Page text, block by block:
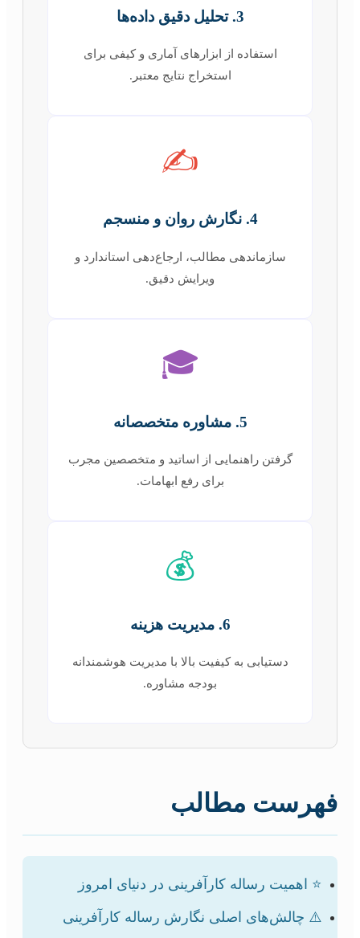
3. تحلیل دقیق داده‌ها
استفاده از ابزارهای آماری و کیفی برای
استخراج نتایج معتبر.
✍️
4. نگارش روان و منسجم
سازماندهی مطالب، ارجاع‌دهی استاندارد و
ویرایش دقیق.
🎓
5. مشاوره متخصصانه
گرفتن راهنمایی از اساتید و متخصصین مجرب
برای رفع ابهامات.
💰
6. مدیریت هزینه
دستیابی به کیفیت بالا با مدیریت هوشمندانه
بودجه مشاوره.
فهرست مطالب
⭐ اهمیت رساله کارآفرینی در دنیای امروز
⚠️ چالش‌های اصلی نگارش رساله کارآفرینی